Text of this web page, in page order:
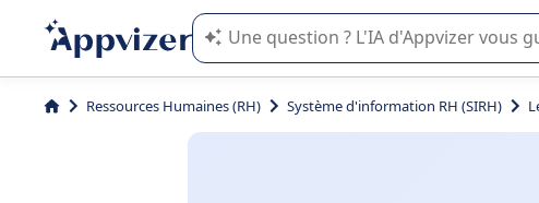
L'IA de Appvizer vous guide dans
Ressources Humaines (RH) Système d'information RH (SIRH)